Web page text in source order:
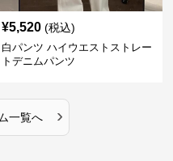
¥5,520 (税込)
白パンツ ハイウエストストレー
トデニムパンツ
一覧へ ›